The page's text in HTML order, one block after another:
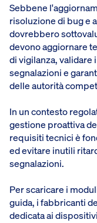
Sebbene
risoluzione di bug e
dovrebbero
devono aggiornare
di vigilanza, validare
segnalazioni e
delle autorità
In un contesto
gestione proattiva
requisiti tecnici è
ed evitare inutili
segnalazioni.
Per scaricare i
guida, i fabbricanti
dedicata ai